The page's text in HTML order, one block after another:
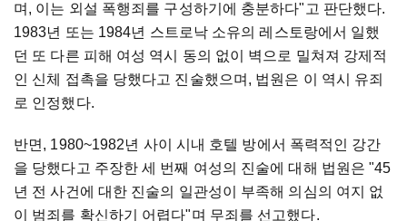
며, 이는 외설 폭행죄를 구성하기에 충분하다"고 판단했다.
1983년 또는 1984년 스트로낙 소유의 레스토랑에서 일했
던 또 다른 피해 여성 역시 동의 없이 벽으로 밀쳐져 강제적
인 신체 접촉을 당했다고 진술했으며, 법원은 이 역시 유죄
로 인정했다.
반면, 1980~1982년 사이 시내 호텔 방에서 폭력적인 강간
을 당했다고 주장한 세 번째 여성의 진술에 대해 법원은 "45
년 전 사건에 대한 진술의 일관성이 부족해 의심의 여지 없
이 범죄를 확신하기 어렵다"며 무죄를 선고했다.